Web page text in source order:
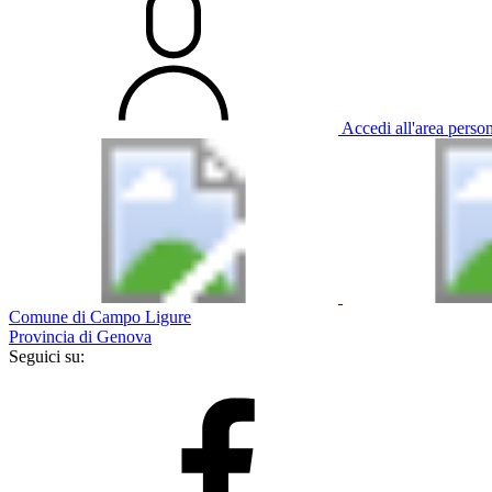
Accedi all'area
Comune di Campo Ligure
Provincia di Genova
Seguici su: